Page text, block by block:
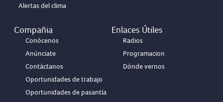
Alertas del clima
Compañia
Conócenos
Anúnciate
Contáctanos
Oportunidades de trabajo
Oportunidades de pasantía
Enlaces Útiles
Radios
Programacion
Dónde vernos